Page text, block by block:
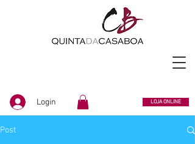
Login LOJA ONLINE
Post